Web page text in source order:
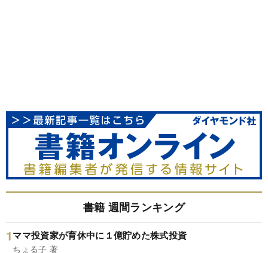
書籍 週間ランキング
ママ投資家が育休中に１億貯めた株式投資
ちょる子 著